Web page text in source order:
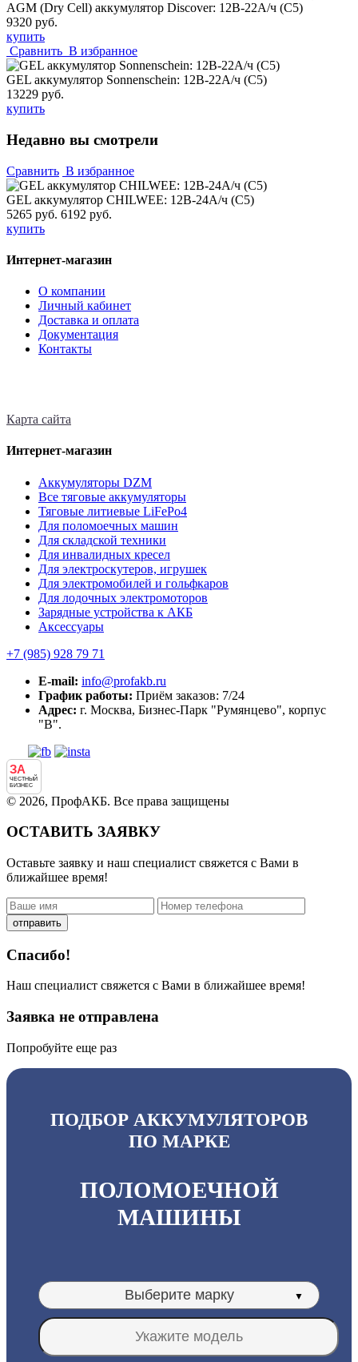
AGM (Dry Cell) аккумулятор Discover: 12В-22А/ч (С5)
9320 руб.
купить
Сравнить В избранное
GEL аккумулятор Sonnenschein: 12В-22А/ч (С5)
13229 руб.
купить
Недавно вы смотрели
Сравнить В избранное
GEL аккумулятор CHILWEE: 12В-24А/ч (С5)
5265 руб. 6192 руб.
купить
Интернет-магазин
О компании
Личный кабинет
Доставка и оплата
Документация
Контакты
Карта сайта
Интернет-магазин
Аккумуляторы DZM
Все тяговые аккумуляторы
Тяговые литиевые LiFePo4
Для поломоечных машин
Для складской техники
Для инвалидных кресел
Для электроскутеров, игрушек
Для электромобилей и гольфкаров
Для лодочных электромоторов
Зарядные устройства к АКБ
Аксессуары
+7 (985) 928 79 71
E-mail: info@profakb.ru
График работы: Приём заказов: 7/24
Адрес: г. Москва, Бизнес-Парк "Румянцево", корпус
"В".
ЗА
ЧЕСТНЫЙ
БИЗНЕС
© 2026, ПрофАКБ. Все права защищены
ОСТАВИТЬ ЗАЯВКУ
Оставьте заявку и наш специалист свяжется с Вами в
ближайшее время!
отправить
Спасибо!
Наш специалист свяжется с Вами в ближайшее время!
Заявка не отправлена
Попробуйте еще раз
ПОДБОР АККУМУЛЯТОРОВ
ПО МАРКЕ
ПОЛОМОЕЧНОЙ
МАШИНЫ